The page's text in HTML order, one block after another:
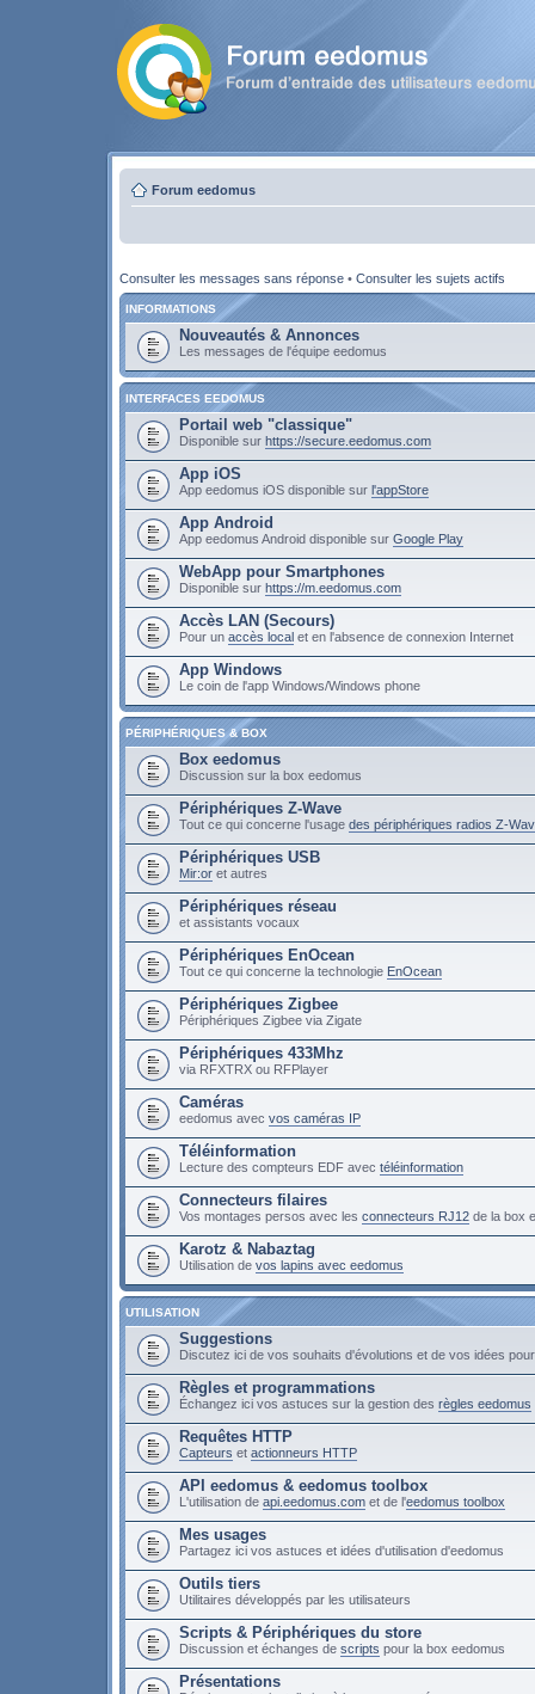
Forum eedomus
Consulter les messages sans réponse • Consulter les sujets actifs
INFORMATIONS
Nouveautés & Annonces
Les messages de l'équipe eedomus
INTERFACES EEDOMUS
Portail web "classique"
Disponible sur https://secure.eedomus.com
App iOS
App eedomus iOS disponible sur l'appStore
App Android
App eedomus Android disponible sur Google Play
WebApp pour Smartphones
Disponible sur https://m.eedomus.com
Accès LAN (Secours)
Pour un accès local et en l'absence de connexion Internet
App Windows
Le coin de l'app Windows/Windows phone
PÉRIPHÉRIQUES & BOX
Box eedomus
Discussion sur la box eedomus
Périphériques Z-Wave
Tout ce qui concerne l'usage des périphériques radios Z-
Périphériques USB
Mir:or et autres
Périphériques réseau
et assistants vocaux
Périphériques EnOcean
Tout ce qui concerne la technologie EnOcean
Périphériques Zigbee
Périphériques Zigbee via Zigate
Périphériques 433Mhz
via RFXTRX ou RFPlayer
Caméras
eedomus avec vos caméras IP
Téléinformation
Lecture des compteurs EDF avec téléinformation
Connecteurs filaires
Vos montages persos avec les connecteurs RJ12 de la box
Karotz & Nabaztag
Utilisation de vos lapins avec eedomus
UTILISATION
Suggestions
Discutez ici de vos souhaits d'évolutions et de vos idées
Règles et programmations
Échangez ici vos astuces sur la gestion des règles eedomus
Requêtes HTTP
Capteurs et actionneurs HTTP
API eedomus & eedomus toolbox
L'utilisation de api.eedomus.com et de l'eedomus toolbox
Mes usages
Partagez ici vos astuces et idées d'utilisation d'eedomus
Outils tiers
Utilitaires développés par les utilisateurs
Scripts & Périphériques du store
Discussion et échanges de scripts pour la box eedomus
Présentations